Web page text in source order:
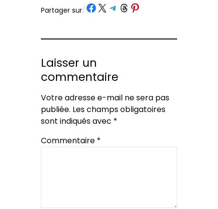
Partager sur/ Partager sur Facebook
Partager sur X Partager sur Telegram
Partager sur Threads
Partager sur Pinterest
Laisser un
commentaire
Votre adresse e-mail ne sera pas
publiée. Les champs obligatoires
sont indiqués avec *
Commentaire *